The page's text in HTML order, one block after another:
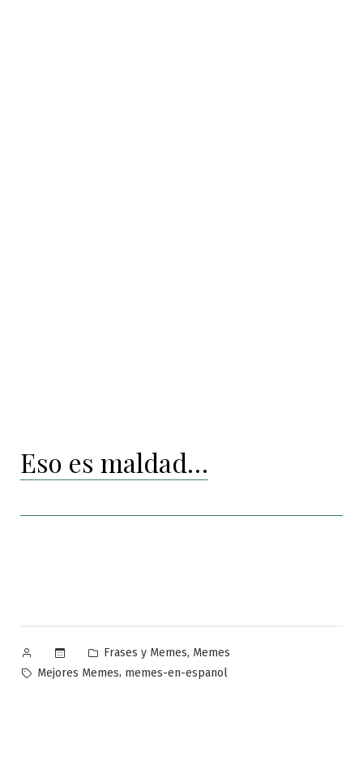
Eso es maldad…
Publicado
por
Publicado
en
Frases y Memes, Memes
Etiquetas:
Mejores Memes, memes-en-espanol